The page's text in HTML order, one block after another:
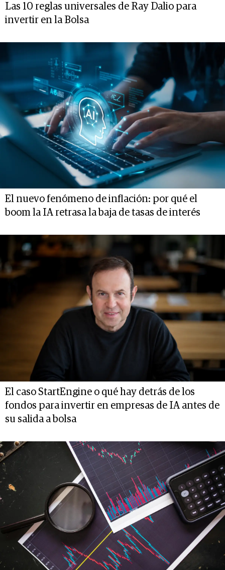
Las 10 reglas universales de Ray Dalio para
invertir en la Bolsa
El nuevo fenómeno de inflación: por qué el
boom la IA retrasa la baja de tasas de interés
El caso StartEngine o qué hay detrás de los
fondos para invertir en empresas de IA antes de
su salida a bolsa